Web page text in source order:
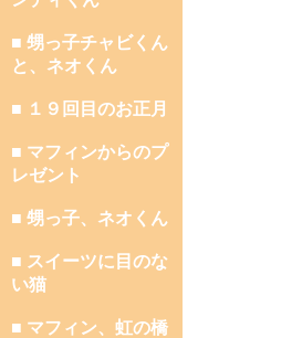
■ 甥っ子チャビくん
と、ネオくん
■ １９回目のお正月
■ マフィンからのプ
レゼント
■ 甥っ子、ネオくん
■ スイーツに目のな
い猫
■ マフィン、虹の橋